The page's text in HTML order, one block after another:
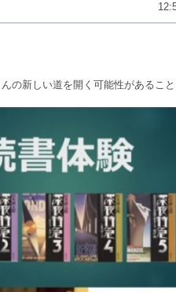
の新しい道を開く可能性があるこ